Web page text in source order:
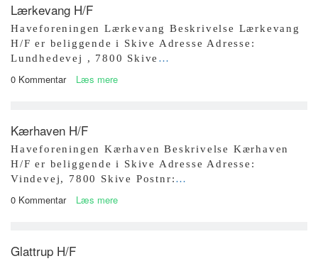
Lærkevang H/F
Haveforeningen Lærkevang Beskrivelse Lærkevang
H/F er beliggende i Skive Adresse Adresse:
Lundhedevej , 7800 Skive …
0 Kommentar Læs mere
Kærhaven H/F
Haveforeningen Kærhaven Beskrivelse Kærhaven
H/F er beliggende i Skive Adresse Adresse:
Vindevej, 7800 Skive Postnr:…
0 Kommentar Læs mere
Glattrup H/F